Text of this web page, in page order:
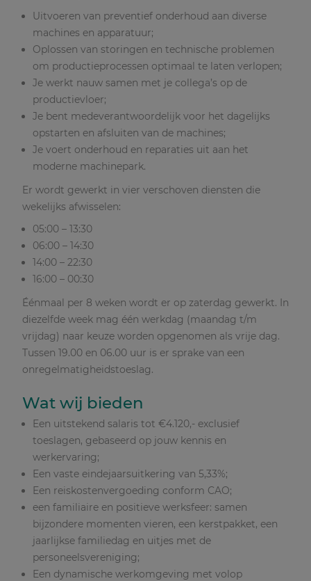
Uitvoeren van preventief onderhoud aan diverse
machines en apparatuur;
Oplossen van storingen en technische problemen
om productieprocessen optimaal te laten verlopen;
Je werkt nauw samen met je collega’s op de
productievloer;
Je bent medeverantwoordelijk voor het dagelijks
opstarten en afsluiten van de machines;
Je voert onderhoud en reparaties uit aan het
moderne machinepark.
Er wordt gewerkt in vier verschoven diensten die
wekelijks afwisselen:
05:00 – 13:30
06:00 – 14:30
14:00 – 22:30
16:00 – 00:30
Éénmaal per 8 weken wordt er op zaterdag gewerkt. In
diezelfde week mag één werkdag (maandag t/m
vrijdag) naar keuze worden opgenomen als vrije dag.
Tussen 19.00 en 06.00 uur is er sprake van een
onregelmatigheidstoeslag.
Wat wij bieden
Een uitstekend salaris tot €4.120,- exclusief
toeslagen, gebaseerd op jouw kennis en
werkervaring;
Een vaste eindejaarsuitkering van 5,33%;
Een reiskostenvergoeding conform CAO;
een familiaire en positieve werksfeer: samen
bijzondere momenten vieren, een kerstpakket, een
jaarlijkse familiedag en uitjes met de
personeelsvereniging;
Een dynamische werkomgeving met volop